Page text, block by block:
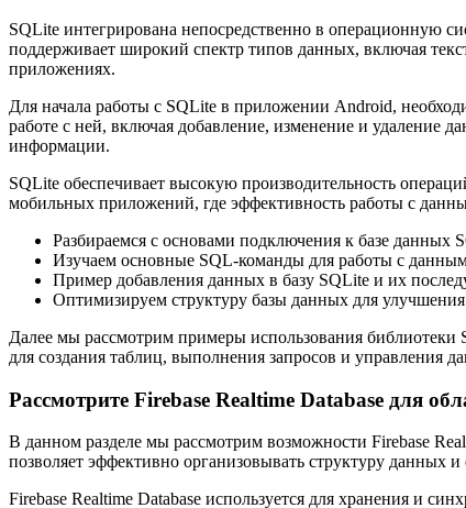
SQLite интегрирована непосредственно в операционную
поддерживает широкий спектр типов данных, включая
приложениях.
Для начала работы с SQLite в приложении Android,
работе с ней, включая добавление, изменение и
информации.
SQLite обеспечивает высокую производительность
мобильных приложений, где эффективность работы с
Разбираемся с основами подключения к базе данных
Изучаем основные SQL-команды для работы с
Пример добавления данных в базу SQLite и их
Оптимизируем структуру базы данных для
Далее мы рассмотрим примеры использования библиотеки
для создания таблиц, выполнения запросов и управления
Рассмотрите Firebase Realtime Database для
В данном разделе мы рассмотрим возможности Firebase
позволяет эффективно организовывать структуру
Firebase Realtime Database используется для хранения и